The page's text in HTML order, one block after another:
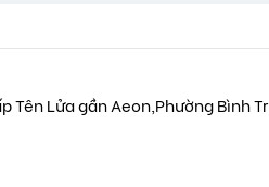
Lửa gần Aeon,Phường Bình